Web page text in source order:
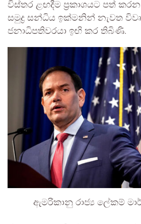
විස්තර ළඟදීම ප්‍රකාශයට පත්
සමුද්‍ර සන්ධිය ඉක්මනින් නැවත
ජනාධිපතිවරයා ඉඟි කර තිබිණි.
ඇමරිකානු රාජ්‍ය ලේකම්